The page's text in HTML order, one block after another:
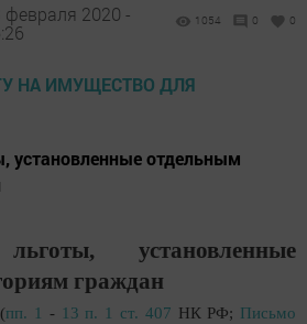
февраля 2020 -
1054 0 0
установленные отдельным
установленные
граждан
пп. 1 - 13 п. 1 ст. 407 НК РФ; Письмо